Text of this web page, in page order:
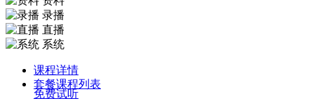
录播
直播
系统
课程详情
套餐课程列表
免费试听